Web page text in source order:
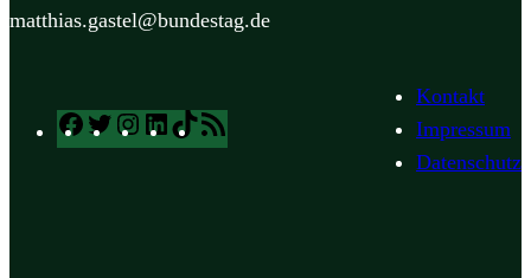
matthias.gastel@bundestag.de
Facebook
TwitterInstagram
LinkedIn
TikTok
Kontakt
Impressum
Datenschutz